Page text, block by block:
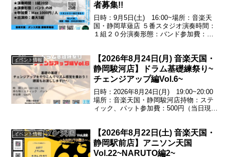
者募集!!
日時：9月5日(土) 16:00~場所：音楽天
国・静岡草薙店 ５番スタジオ演奏時間：
１組２０分演奏形態：バンド参加費：
イベント情報
【2026年8月24日(月) 音楽天国・
静岡駿河店】ドラム基礎練祭り~
チェンジアップ編Vol.6~
日時：2026年8月24日(月) 19:00~20:00
場所：音楽天国・静岡駿河店持物：ステ
ィック、パット参加費：500円（当日現金
します♪エントリー受付中！054...
イベント情報
【2026年8月22日(土) 音楽天国・
静岡駅前店】アニソン天国
Vol.22~NARUTO編2~